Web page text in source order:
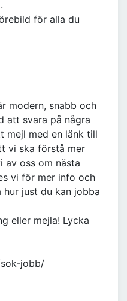
för alla du
modern, snabb och
att svara på några
mejl med en länk till
vi ska förstå mer
av oss om nästa
vi för mer info och
just du kan jobba
eller mejla! Lycka
jobb/